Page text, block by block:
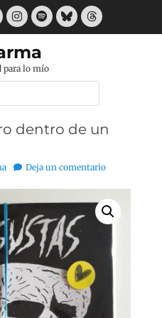
TumblrInstagram
Spotify
BlueskyThreads
para lo mío
dentro de un
Deja un comentario